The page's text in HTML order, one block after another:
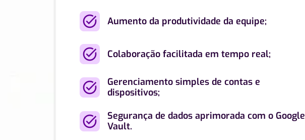
Aumento da produtividade da equipe;
Colaboração facilitada em tempo real;
Gerenciamento simples de contas e
dispositivos;
Segurança de dados aprimorada com o Google
Vault.